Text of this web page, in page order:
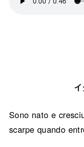
Sono nato e
scarpe quando